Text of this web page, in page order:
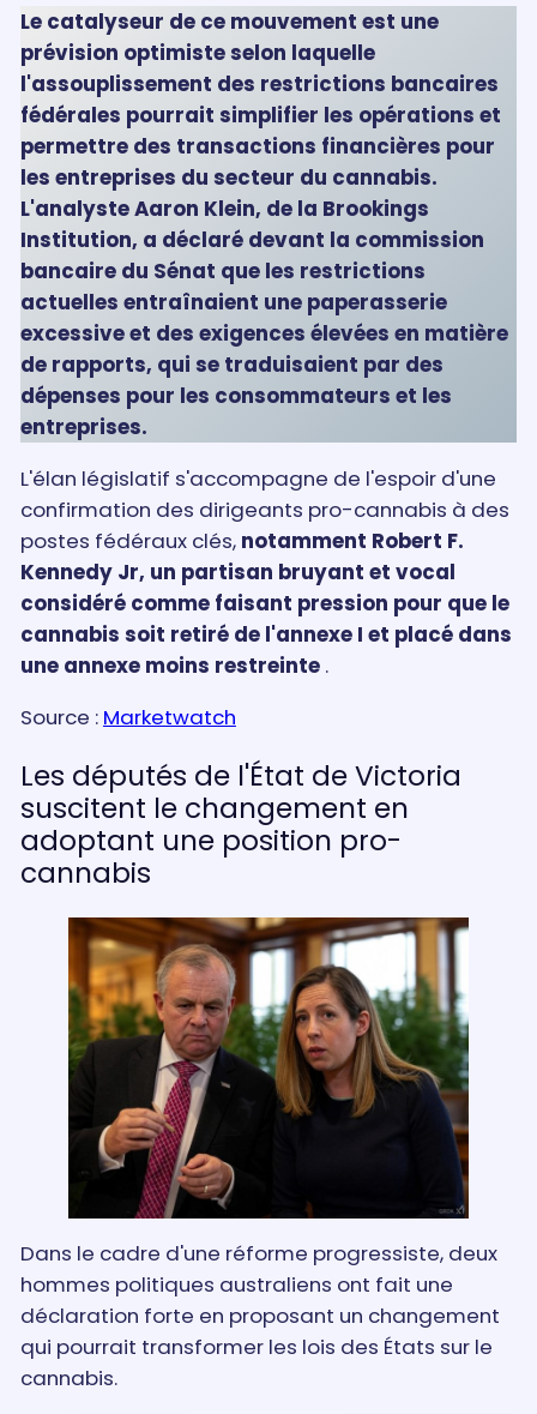
Le catalyseur de ce mouvement est une
prévision optimiste selon laquelle
l'assouplissement des restrictions bancaires
fédérales pourrait simplifier les opérations et
permettre des transactions financières pour
les entreprises du secteur du cannabis.
L'analyste Aaron Klein, de la Brookings
Institution, a déclaré devant la commission
bancaire du Sénat que les restrictions
actuelles entraînaient une paperasserie
excessive et des exigences élevées en matière
de rapports, qui se traduisaient par des
dépenses pour les consommateurs et les
entreprises.
L'élan législatif s'accompagne de l'espoir d'une
confirmation des dirigeants pro-cannabis à des
postes fédéraux clés, notamment Robert F.
Kennedy Jr, un partisan bruyant et vocal
considéré comme faisant pression pour que le
cannabis soit retiré de l'annexe I et placé dans
une annexe moins restreinte .
Source : Marketwatch
Les députés de l'État de Victoria
suscitent le changement en
adoptant une position pro-
cannabis
Dans le cadre d'une réforme progressiste, deux
hommes politiques australiens ont fait une
déclaration forte en proposant un changement
qui pourrait transformer les lois des États sur le
cannabis.